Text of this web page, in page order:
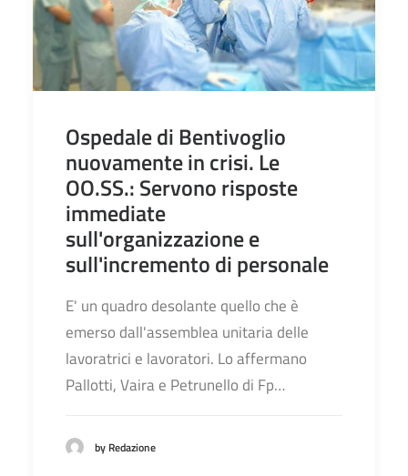
Ospedale di Bentivoglio
nuovamente in crisi. Le
OO.SS.: Servono risposte
immediate
sull'organizzazione e
sull'incremento di personale
E' un quadro desolante quello che è
emerso dall'assemblea unitaria delle
lavoratrici e lavoratori. Lo affermano
Pallotti, Vaira e Petrunello di Fp…
by Redazione